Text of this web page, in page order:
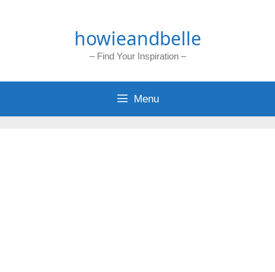
howieandbelle
– Find Your Inspiration –
Menu